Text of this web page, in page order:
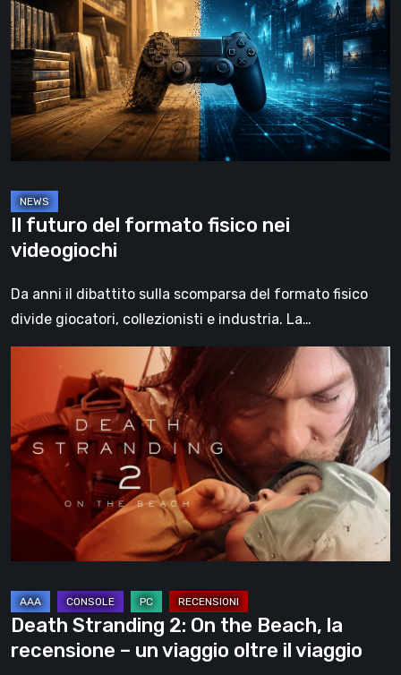
del
formato
fisico
videogiochi
Il futuro del formato fisico nei
videogiochi
Da anni il dibattito sulla scomparsa del formato fisico
divide giocatori, collezionisti e industria. La…
Stranding
On
the
Beach,
recensione
–
viaggio
oltre
il
Death Stranding 2: On the Beach, la
recensione – un viaggio oltre il viaggio